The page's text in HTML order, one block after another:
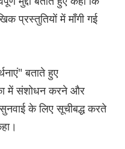
प्रस्तुतियों में माँगी गई
बताते हुए
में संशोधन करने और
के लिए सूचीबद्ध करते